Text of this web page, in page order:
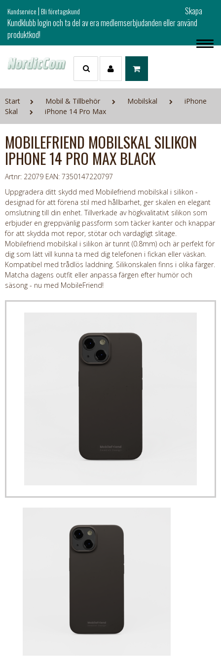
Kundservice|Bli företagskund
Skapa
Kundklubb login och ta del av era medlemserbjudanden eller använd
produktkod!
Start Mobil & Tillbehör Mobilskal
iPhone
Skal
iPhone 14 Pro Max
MOBILEFRIEND MOBILSKAL SILIKON
IPHONE 14 PRO MAX BLACK
Artnr: 22079 EAN: 7350147220797
Uppgradera ditt skydd med Mobilefriend mobilskal i silikon -
designad för att förena stil med hållbarhet, ger skalen en elegant
omslutning till din enhet. Tillverkade av högkvalitativt silikon som
erbjuder en greppvänlig passform som täcker kanter och knappar
för att skydda mot repor, stötar och vardagligt slitage.
Mobilefriend mobilskal i silikon är tunnt (0.8mm) och är perfekt för
dig som lätt vill kunna ta med dig telefonen i fickan eller väskan.
Kompatibel med trådlös laddning. Silikonskalen finns i olika färger.
Matcha dagens outfit eller anpassa färgen efter humör och
säsong - nu med MobileFriend!